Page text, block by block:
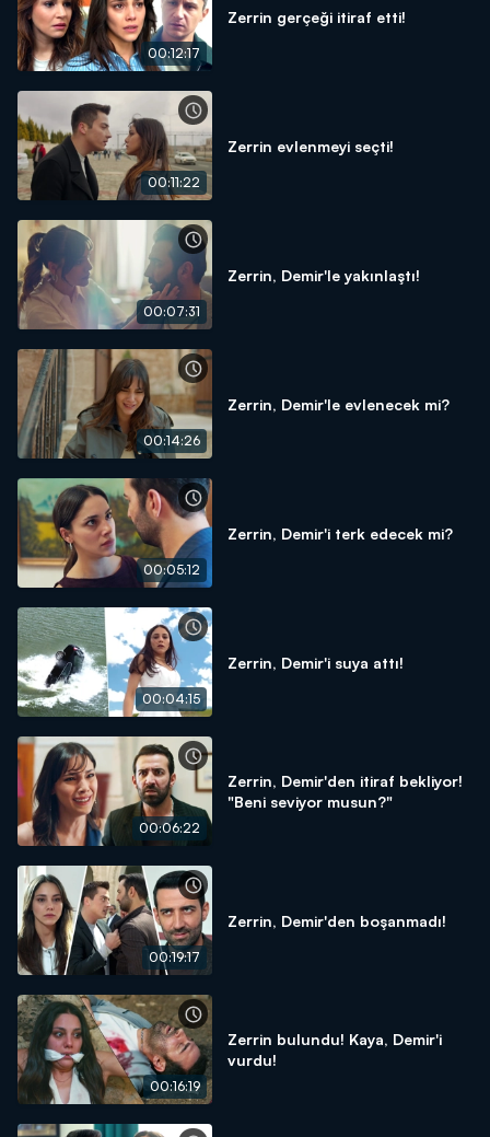
00:12:17
Zerrin gerçeği itiraf etti!
00:11:22
Zerrin evlenmeyi seçti!
00:07:31
Zerrin, Demir'le yakınlaştı!
00:14:26
Zerrin, Demir'le evlenecek mi?
00:05:12
Zerrin, Demir'i terk edecek mi?
00:04:15
Zerrin, Demir'i suya attı!
00:06:22
Zerrin, Demir'den itiraf bekliyor!
"Beni seviyor musun?"
00:19:17
Zerrin, Demir'den boşanmadı!
00:16:19
Zerrin bulundu! Kaya, Demir'i
vurdu!